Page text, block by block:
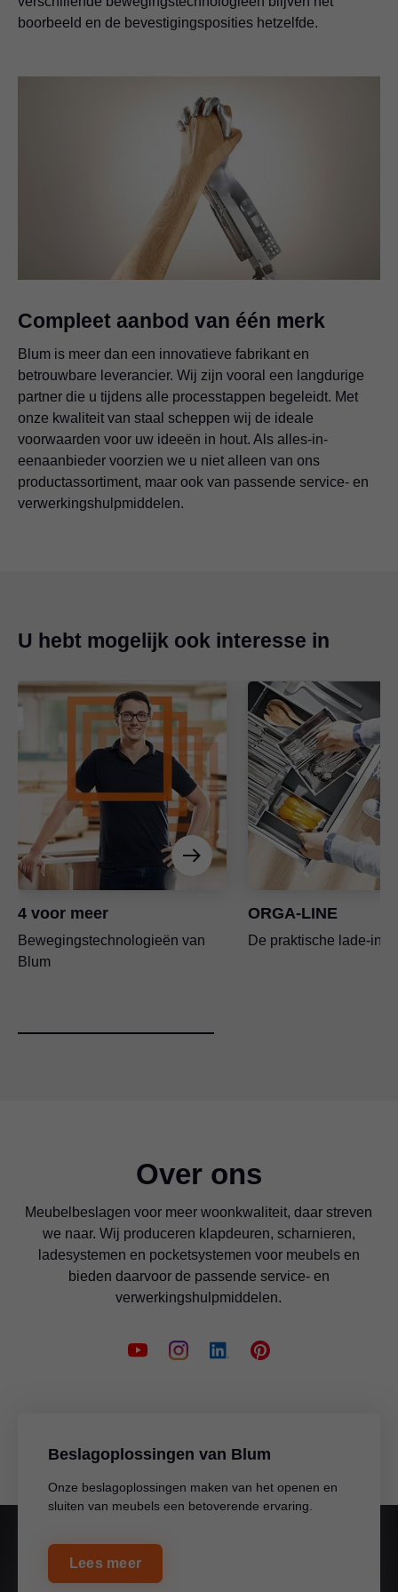
boorbeeld en de bevestigingsposities hetzelfde.
Compleet aanbod van één merk
Blum is meer dan een innovatieve fabrikant en
betrouwbare leverancier. Wij zijn vooral een langdurige
partner die u tijdens alle processtappen begeleidt. Met
onze kwaliteit van staal scheppen wij de ideale
voorwaarden voor uw ideeën in hout. Als alles-in-
eenaanbieder voorzien we u niet alleen van ons
productassortiment, maar ook van passende service- en
verwerkingshulpmiddelen.
U hebt mogelijk ook interesse in
4 voor meer
Bewegingstechnologieën van
Blum
ORGA-LINE
De praktische lade-
Over ons
Meubelbeslagen voor meer woonkwaliteit, daar streven
we naar. Wij produceren klapdeuren, scharnieren,
ladesystemen en pocketsystemen voor meubels en
bieden daarvoor de passende service- en
verwerkingshulpmiddelen.
Beslagoplossingen van Blum
Onze beslagoplossingen maken van het openen en
sluiten van meubels een betoverende ervaring.
Lees meer